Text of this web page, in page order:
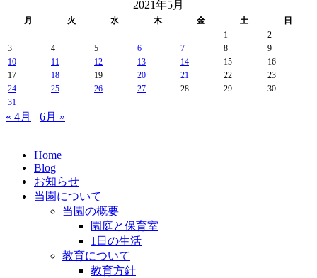
2021年5月
月 火 水 木 金 土
日
1
2
3
4 5 6 7 8
9
10
11 12 13 14 15
16
17
18 19 20 21 22
23
24
25 26 27 28 29
30
31
« 4月 6月 »
Home
Blog
お知らせ
当園について
当園の概要
園庭と保育室
1日の生活
教育について
教育方針